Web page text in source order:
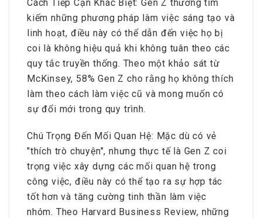
Cách Tiếp Cận Khác Biệt: Gen Z thường tìm
kiếm những phương pháp làm việc sáng tạo và
linh hoạt, điều này có thể dẫn đến việc họ bị
coi là không hiệu quả khi không tuân theo các
quy tắc truyền thống. Theo một khảo sát từ
McKinsey, 58% Gen Z cho rằng họ không thích
làm theo cách làm việc cũ và mong muốn có
sự đổi mới trong quy trình.
Chú Trọng Đến Mối Quan Hệ: Mặc dù có vẻ
"thích trò chuyện", nhưng thực tế là Gen Z coi
trọng việc xây dựng các mối quan hệ trong
công việc, điều này có thể tạo ra sự hợp tác
tốt hơn và tăng cường tinh thần làm việc
nhóm. Theo Harvard Business Review, những